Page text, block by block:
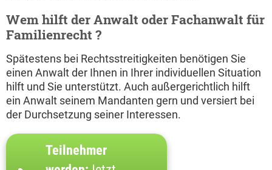
Wem hilft der Anwalt oder Fachanwalt für
Familienrecht ?
Spätestens bei Rechtsstreitigkeiten benötigen Sie
einen Anwalt der Ihnen in Ihrer individuellen Situation
hilft und Sie unterstützt. Auch außergerichtlich hilft
ein Anwalt seinem Mandanten gern und versiert bei
der Durchsetzung seiner Interessen.
Teilnehmer